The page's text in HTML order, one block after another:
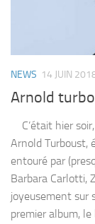
NEWS 14 JUIN
Arnold
C’était hier
Arnold Turboust,
entouré par
Barbara Carlotti,
joyeusement sur
premier album, le